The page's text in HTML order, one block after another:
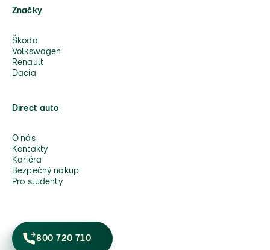
Značky
Škoda
Volkswagen
Renault
Dacia
Direct auto
O nás
Kontakty
Kariéra
Bezpečný nákup
Pro studenty
800 720 710